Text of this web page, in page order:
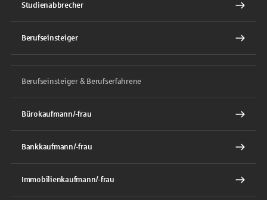
Studienabbrecher
Berufseinsteiger
Berufseinsteiger & Berufserfahrene
Bürokaufmann/-frau
Bankkaufmann/-frau
Immobilienkaufmann/-frau